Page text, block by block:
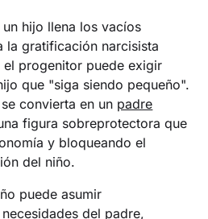
hijo llena los vacíos
la gratificación narcisista
progenitor puede exigir
que "siga siendo pequeño".
convierta en un padre
figura sobreprotectora que
y bloqueando el
del niño.
puede asumir
del padre,